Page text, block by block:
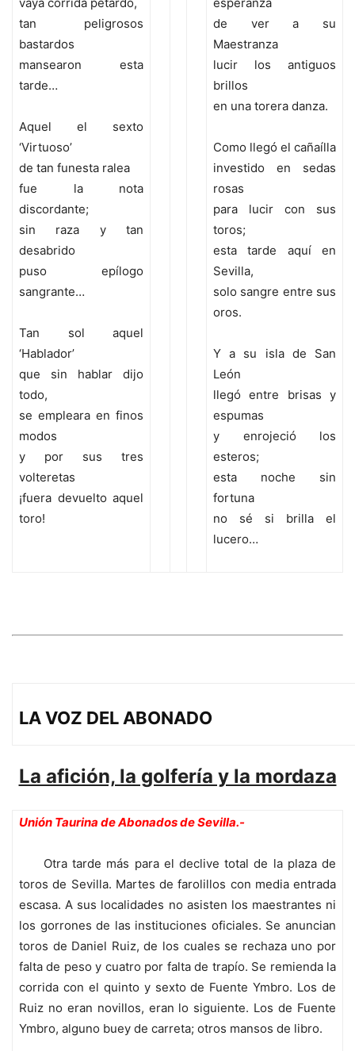
tan peligrosos
bastardos
mansearon esta
tarde…
Aquel el sexto
‘Virtuoso’
de tan funesta ralea
fue la nota
discordante;
sin raza y tan
desabrido
puso epílogo
sangrante…
Tan sol aquel
‘Hablador’
que sin hablar dijo
todo,
se empleara en finos
modos
y por sus tres
volteretas
¡fuera devuelto aquel
toro!
de ver a su
Maestranza
lucir los antiguos
brillos
en una torera danza.
Como llegó el cañaílla
investido en sedas
rosas
para lucir con sus
toros;
esta tarde aquí en
Sevilla,
solo sangre entre sus
oros.
Y a su isla de San
León
llegó entre brisas y
espumas
y enrojeció los
esteros;
esta noche sin
fortuna
no sé si brilla el
lucero…
LA VOZ DEL ABONADO
La afición, la golfería y la mordaza
Unión Taurina de Abonados de Sevilla.-
Otra tarde más para el declive total de la plaza de
toros de Sevilla. Martes de farolillos con media entrada
escasa. A sus localidades no asisten los maestrantes ni
los gorrones de las instituciones oficiales. Se anuncian
toros de Daniel Ruiz, de los cuales se rechaza uno por
falta de peso y cuatro por falta de trapío. Se remienda la
corrida con el quinto y sexto de Fuente Ymbro. Los de
Ruiz no eran novillos, eran lo siguiente. Los de Fuente
Ymbro, alguno buey de carreta; otros mansos de libro.